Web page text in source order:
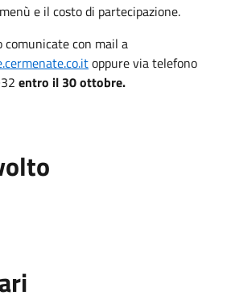
e il costo di partecipazione.
comunicate con mail a
oppure via telefono
entro il 30 ottobre.